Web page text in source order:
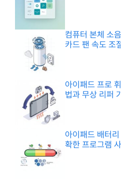
컴퓨터 본체 소
카드 팬 속도 조
아이패드 프로
법과 무상 리퍼
아이패드 배터
확한 프로그램